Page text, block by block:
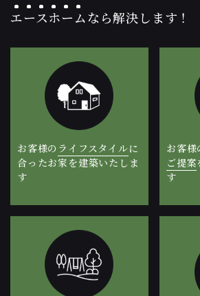
エースホームなら解決します！
お客様の ライフスタイルに
合ったお家を建築いたしま
す​​​​​​​
お客様
ご提案
す